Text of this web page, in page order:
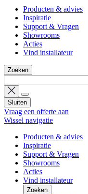
Producten & advies
Inspiratie
Support & Vragen
Showrooms
Acties
Vind installateur
Zoeken
Sluiten
Vraag een offerte aan
Wissel navigatie
Producten & advies
Inspiratie
Support & Vragen
Showrooms
Acties
Vind installateur
Zoeken